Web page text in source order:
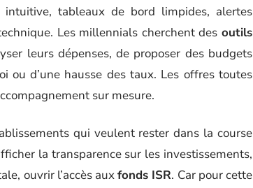
intuitive, tableaux de bord limpides, alertes
Les millennials cherchent des outils
leurs dépenses, de proposer des budgets
ou d’une hausse des taux. Les offres toutes
sur mesure.
qui veulent rester dans la course
la transparence sur les investissements,
ouvrir l’accès auxfonds ISR. Car pour cette